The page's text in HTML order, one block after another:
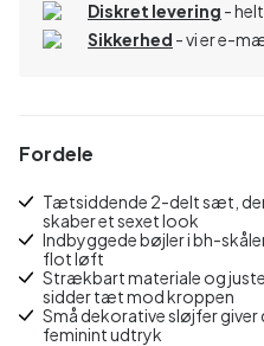
Diskret levering -
Sikkerhed - vi er e-
Fordele
Tætsiddende 2-delt sæt,
skaber et sexet look
Indbyggede bøjler i bh-
flot løft
Strækbart materiale og
sidder tæt mod kroppen
Små dekorative sløjfer
feminint udtryk